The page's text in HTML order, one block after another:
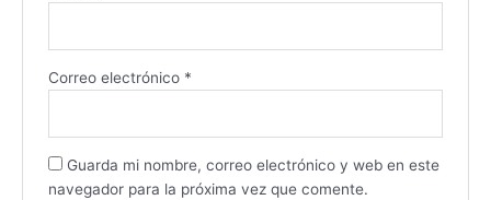
Correo electrónico *
Guarda mi nombre, correo electrónico y web en este
navegador para la próxima vez que comente.